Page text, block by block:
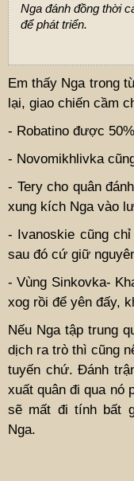
Nga đánh đồng thời
để phát triển.
Em thấy Nga trong
lại, giao chiến cầm
- Robatino được
- Novomikhlivka
- Tery cho quân
xung kích Nga vào
- Ivanoskie cũng
sau đó cứ giữ
- Vùng Sinkovka-
xog rồi để yên đấy,
Nếu Nga tập trung
dịch ra trò thì cũng
tuyến chứ. Đánh
xuất quân đi qua nó
sẽ mất đi tính bất
Nga.